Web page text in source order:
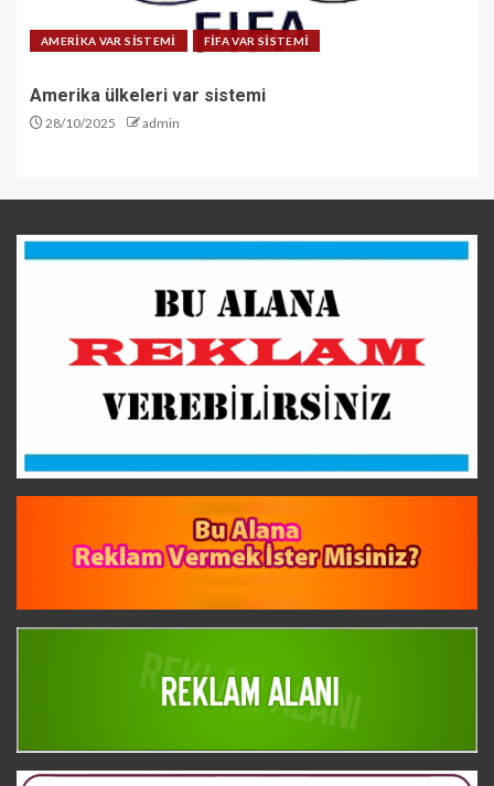
AMERİKA VAR SİSTEMİ FİFA VAR SİSTEMİ
Amerika ülkeleri var sistemi
28/10/2025 admin